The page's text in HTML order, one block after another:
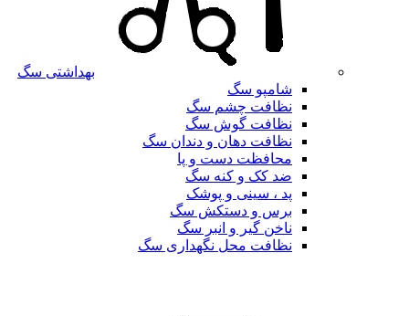
بهداشتی سگ
شامپو سگ
نظافت چشم سگ
نظافت گوش سگ
نظافت دهان و دندان سگ
محافظت دست و پا
ضد کک و کنه سگ
پد ، سینی و پوشک
برس و دستکش سگ
ناخن گیر و انبر سگ
نظافت محل نگهداری سگ